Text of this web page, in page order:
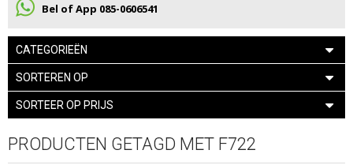
Bel of App 085-0606541
CATEGORIEËN
SORTEREN OP
SORTEER OP PRIJS
PRODUCTEN GETAGD MET F722